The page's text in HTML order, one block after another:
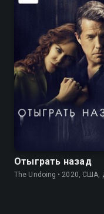
Отыграть назад
The Undoing • 2020, США,